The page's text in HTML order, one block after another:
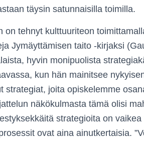
täysin satunnaisilla toimilla.
on tehnyt kulttuuriteon
Jymäyttämisen taito -kirjaksi
hyvin monipuolista
kun hän mainitsee
strategiat, joita opiskelemme
näkökulmasta tämä olisi
strategioita on
ovat aina ainutkertaisia.